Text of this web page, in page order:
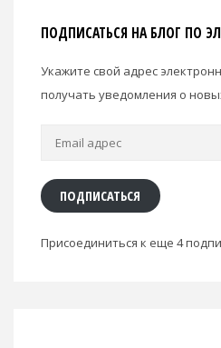
ПОДПИСАТЬСЯ НА БЛОГ ПО
Укажите свой адрес
получать уведомления о
Email
ПОДПИСАТЬСЯ
Присоединиться к еще 4